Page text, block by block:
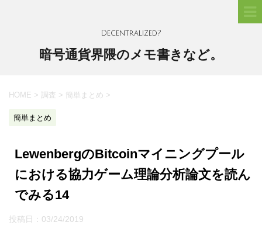
Decentralized?
暗号通貨界隈のメモ書きなど。
HOME > 調査 > 簡単まとめ >
簡単まとめ
LewenbergのBitcoinマイニングプール
における協力ゲーム理論分析論文を読ん
でみる14
投稿日： 03/24/2019